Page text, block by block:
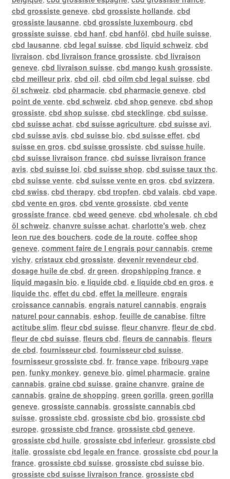
cbd grossiste geneve, cbd grossiste hollande, cbd
grossiste lausanne, cbd grossiste luxembourg, cbd
grossiste suisse, cbd hanf, cbd hanföl, cbd huile suisse,
cbd lausanne, cbd legal suisse, cbd liquid schweiz, cbd
livraison, cbd livraison france grossiste, cbd livraison
geneve, cbd livraison suisse, cbd mango kush grossiste,
cbd meilleur prix, cbd oil, cbd oilm cbd legal suisse, cbd
öl schweiz, cbd pharmacie, cbd pharmacie geneve, cbd
point de vente, cbd schweiz, cbd shop geneve, cbd shop
grossiste, cbd shop suisse, cbd stecklinge, cbd suisse,
cbd suisse achat, cbd suisse agriculture, cbd suisse avi,
cbd suisse avis, cbd suisse bio, cbd suisse effet, cbd
suisse en gros, cbd suisse grossiste, cbd suisse huile,
cbd suisse livraison france, cbd suisse livraison france
avis, cbd suisse loi, cbd suisse shop, cbd suisse taux thc,
cbd suisse vente, cbd suisse vente en gros, cbd svizzera,
cbd swiss, cbd therapy, cbd tropfen, cbd valais, cbd vape,
cbd vente en gros, cbd vente grossiste, cbd vente
grossiste france, cbd weed geneve, cbd wholesale, ch cbd
öl schweiz, chanvre suisse achat, charlotte's web, chez
leon rue des bouchers, code de la route, coffee shop
geneve, comment faire de l engrais pour cannabis, creme
vichy, cristaux cbd grossiste, devenir revendeur cbd,
dosage huile de cbd, dr green, dropshipping france, e
liquid magasin bio, e liquide cbd, e liquide cbd en gros, e
liquide thc, effet du cbd, effet la meilleure, engrais
croissance cannabis, engrais naturel cannabis, engrais
naturel pour cannabis, eshop, feuille de canabise, filtre
actitube slim, fleur cbd suisse, fleur chanvre, fleur de cbd,
fleur de cbd suisse, fleurs cbd, fleurs de cannabis, fleurs
de cbd, fournisseur cbd, fournisseur cbd suisse,
fournisseur grossiste cbd, fr, france vape, fribourg vape
pen, funky monkey, geneve bio, gimel pharmacie, graine
cannabis, graine cbd suisse, graine chanvre, graine de
cannabis, graine de shopping, green gorilla, green gorilla
geneve, grossiste cannabis, grossiste cannabis cbd
suisse, grossiste cbd, grossiste cbd bio, grossiste cbd
europe, grossiste cbd france, grossiste cbd geneve,
grossiste cbd huile, grossiste cbd inferieur, grossiste cbd
italie, grossiste cbd legale en france, grossiste cbd pour la
france, grossiste cbd suisse, grossiste cbd suisse bio,
grossiste cbd suisse livraison france, grossiste cbd